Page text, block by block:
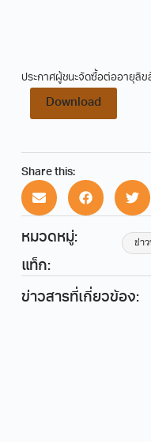
ประกาศผู้ชนะจัดซื้อต่ออายุลิข
Download
Share this:
หมวดหมู่: ข่า
แท็ก:
ข่าวสารที่เกี่ยวข้อง: